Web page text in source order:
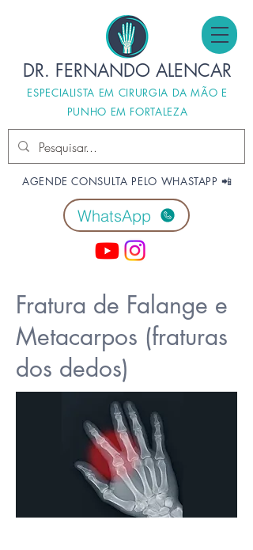
DR. FERNANDO ALENCAR
ESPECIALISTA EM CIRURGIA DA MÃO E
PUNHO EM FORTALEZA
AGENDE CONSULTA PELO WHASTAPP 📲
WhatsApp
Fratura de Falange e
Metacarpos (fraturas
dos dedos)